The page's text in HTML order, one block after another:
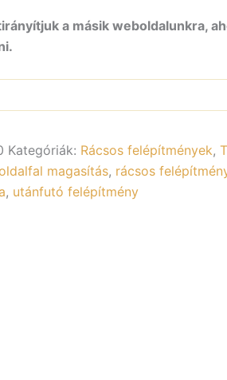
a másik weboldalunkra,
Kategóriák: Rácsos felépítmények,
magasítás, rácsos
, utánfutó felépítmény